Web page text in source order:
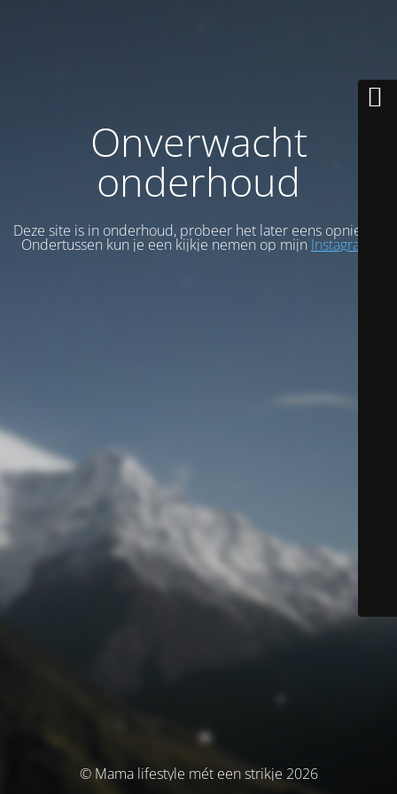
Onverwacht
onderhoud
Deze site is in onderhoud, probeer het later eens opnieuw.
Ondertussen kun je een kijkje nemen op mijn Instagram
© Mama lifestyle mét een strikje 2026